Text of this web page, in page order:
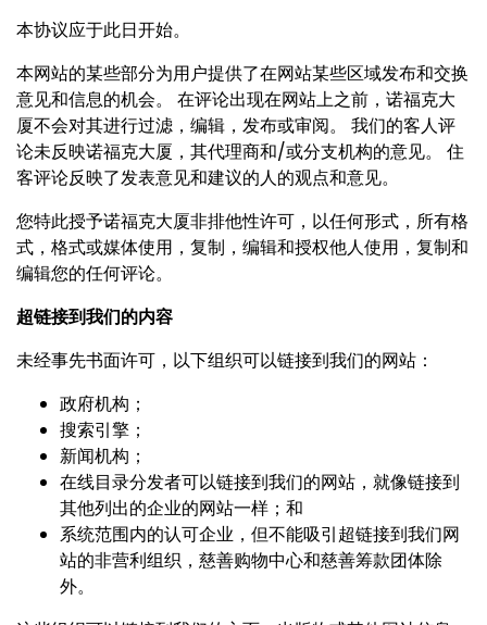
本协议应于此日开始。
本网站的某些部分为用户提供了在网站某些区域发布和交换
意见和信息的机会。 在评论出现在网站上之前，诺福克大
厦不会对其进行过滤，编辑，发布或审阅。 我们的客人评
论未反映诺福克大厦，其代理商和/或分支机构的意见。 住
客评论反映了发表意见和建议的人的观点和意见。
您特此授予诺福克大厦非排他性许可，以任何形式，所有格
式，格式或媒体使用，复制，编辑和授权他人使用，复制和
编辑您的任何评论。
超链接到我们的内容
未经事先书面许可，以下组织可以链接到我们的网站：
政府机构；
搜索引擎；
新闻机构；
在线目录分发者可以链接到我们的网站，就像链接到
其他列出的企业的网站一样；和
系统范围内的认可企业，但不能吸引超链接到我们网
站的非营利组织，慈善购物中心和慈善筹款团体除
外。